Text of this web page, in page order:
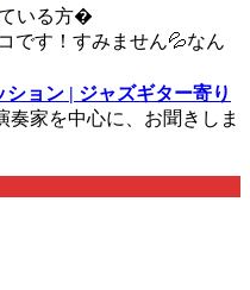
いる方�
です！すみません💦なん
ョン | ジャズギター寄り
家を中心に、お聞きしま